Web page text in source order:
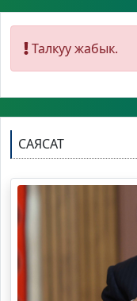
Талкуу жабык.
САЯСАТ